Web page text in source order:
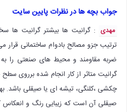
جواب بچه ها در نظرات پایین سایت
مهدی : گرانیت ها بیشتر گرانیت
ترتیب جزو مصالح بادوام ساختمانی قرار
ضربه مقاومند و محیط های صنعتی را
گرانیت متاثر از کار انجام شده برروی
چکشی ،کلنگی، تیشه ای یا صیقلی باشد.
صیقلی آن است که زیبایی رنگ و